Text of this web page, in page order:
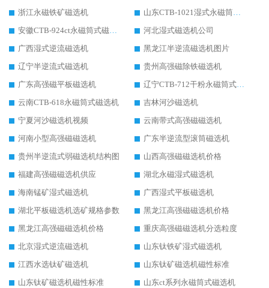
浙江永磁铁矿磁选机
山东CTB-1021湿式永磁筒式磁选机
安徽CTB-924ct永磁筒式磁选机
河北湿式磁选机公司
广西湿式逆流磁选机
黑龙江半逆流磁选机图片
辽宁半逆流式磁选机
贵州高强磁除铁磁选机
广东高强磁平板磁选机
辽宁CTB-712干粉永磁筒式磁选机
云南CTB-618永磁筒式磁选机
吉林河沙磁选机
宁夏河沙磁选机视频
云南带式高强磁磁选机
河南小型高强磁磁选机
广东半逆流型滚筒磁选机
贵州半逆流式弱磁选机结构图
山西高强磁磁选机价格
福建高强磁磁选机供应
湖北永磁湿式磁选机
海南锰矿湿式磁选机
广西湿式平板磁选机
湖北平板磁选机选矿规格参数
黑龙江高强磁磁选机价格
黑龙江高强磁磁选机价格
重庆高强磁磁选机分选粒度
北京湿式逆流磁选机
山东钛铁矿湿式磁选机
江西水选钛矿磁选机
山东钛矿磁选机磁性标准
山东钛矿磁选机磁性标准
山东ct系列永磁筒式磁选机